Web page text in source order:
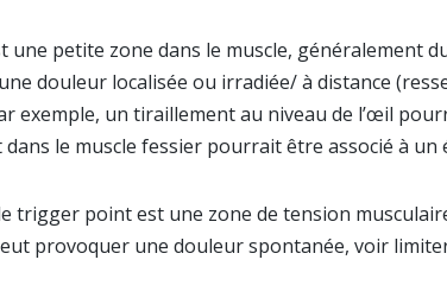
une petite zone dans le muscle, généralement
douleur localisée ou irradiée/ à distance
exemple, un tiraillement au niveau de l’œil
le muscle fessier pourrait être associé à un
trigger point est une zone de tension
provoquer une douleur spontanée, voir